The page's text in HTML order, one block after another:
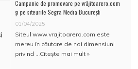
Campanie de promovare pe vrăjitoarero.com
și pe siteurile Segra Media București
01/04/2025
Siteul www.vrajitoarero.com este
mereu în căutare de noi dimensiuni
privind …Citește mai mult »